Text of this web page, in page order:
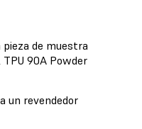
pieza de muestra
90A Powder
un revendedor